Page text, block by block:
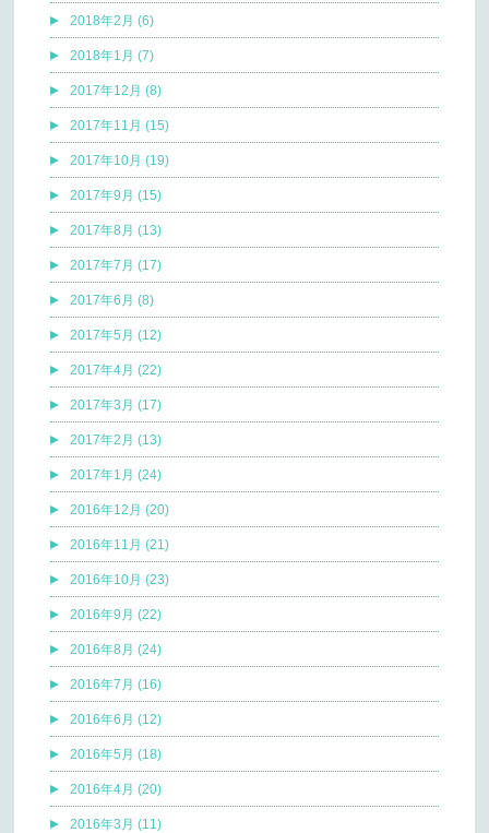
2018年2月 (6)
2018年1月 (7)
2017年12月 (8)
2017年11月 (15)
2017年10月 (19)
2017年9月 (15)
2017年8月 (13)
2017年7月 (17)
2017年6月 (8)
2017年5月 (12)
2017年4月 (22)
2017年3月 (17)
2017年2月 (13)
2017年1月 (24)
2016年12月 (20)
2016年11月 (21)
2016年10月 (23)
2016年9月 (22)
2016年8月 (24)
2016年7月 (16)
2016年6月 (12)
2016年5月 (18)
2016年4月 (20)
2016年3月 (11)